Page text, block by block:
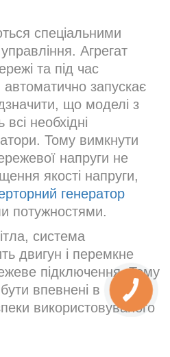
спеціальними
Агрегат
та під час
автоматично запускає
що моделі з
необхідні
Тому вимкнути
напруги не
якості напруги,
генератор
потужностями.
система
двигун і перемкне
підключення. Тому
впевнені в
використовуваного